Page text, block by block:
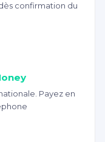
confirmation du
Payez en